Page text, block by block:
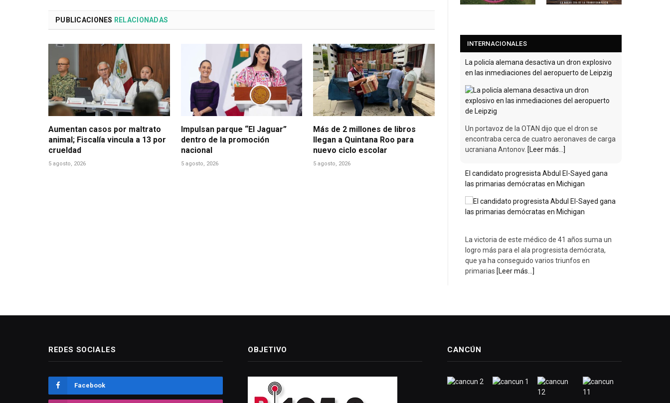
PUBLICACIONES RELACIONADAS
Aumentan casos por maltrato
animal; Fiscalía vincula a 13 por
crueldad
5 agosto, 2026
Impulsan parque “El Jaguar”
dentro de la promoción
nacional
5 agosto, 2026
Más de 2 millones de libros
llegan a Quintana Roo para
nuevo ciclo escolar
5 agosto, 2026
INTERNACIONALES
La policía alemana desactiva un dron explosivo
en las inmediaciones del aeropuerto de Leipzig
Un portavoz de la OTAN dijo que el dron se
encontraba cerca de cuatro aeronaves de carga
ucraniana Antonov. [Leer más...]
El candidato progresista Abdul El-Sayed gana
las primarias demócratas en Michigan
La victoria de este médico de 41 años suma un
logro más para el ala progresista demócrata,
que ya ha conseguido varios triunfos en
primarias [Leer más...]
REDES SOCIALES
Facebook
OBJETIVO CANCÚN